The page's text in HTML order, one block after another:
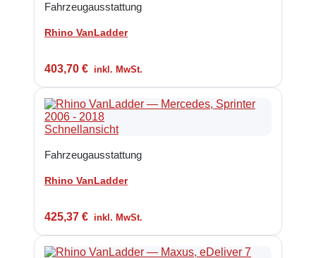
Fahrzeugausstattung
Rhino VanLadder
403,70 € inkl. MwSt.
Schnellansicht
Fahrzeugausstattung
Rhino VanLadder
425,37 € inkl. MwSt.